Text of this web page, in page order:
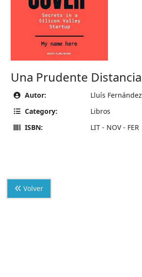
Una Prudente Distancia
Autor:
Lluís Fernández
Category:
Libros
ISBN:
LIT - NOV - FER
Volver